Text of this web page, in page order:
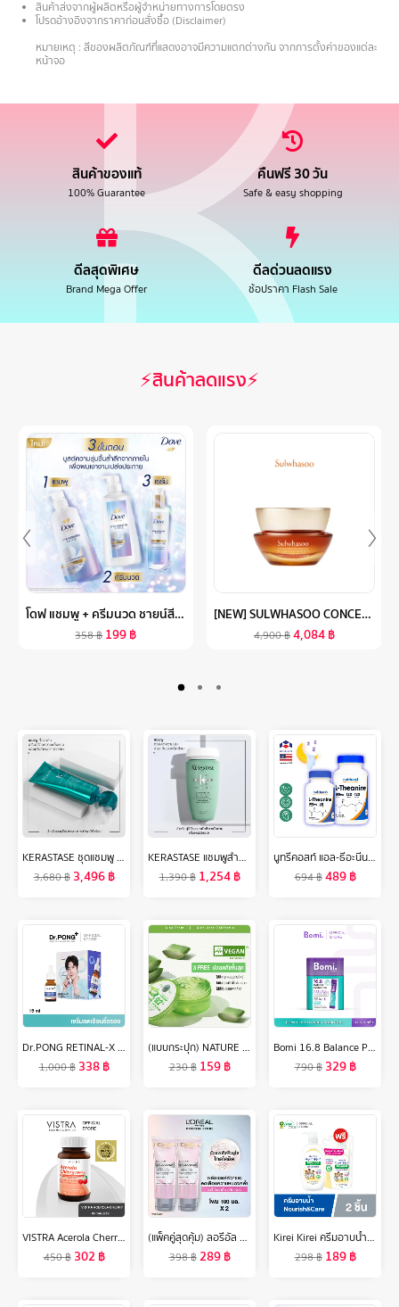
สินค้าส่งจากผู้ผลิตหรือผู้จำหน่ายทางการโดยตรง
โปรดอ้างอิงจากราคาก่อนสั่งซื้อ (Disclaimer)
หมายเหตุ : สีของผลิตภัณฑ์ที่แสดงอาจมีความแตกต่างกัน จากการตั้งค่าของแต่ละ
หน้าจอ
สินค้าของแท้
100% Guarantee
คืนฟรี 30 วัน
Safe & easy shopping
ดีลสุดพิเศษ
Brand Mega Offer
ดีลด่วนลดแรง
ช้อปราคา Flash Sale
⚡สินค้าลดแรง⚡
โดฟ แชมพู + ครีมนวด ชายน์สีน้ำเงิน 350มล X2 + เซรั่ม 95 มล DOVE SHAMPOO + HAIR CONDITIONER SHINE 350ML X 2 + SERUM 95ML
358฿ 199฿
[NEW] SULWHASOO CONCENTRATED GINSENG REJUVENATING CREAM RICH 30ML โซลวาซู ครีมบำรุงผิวหน้าที่ช่วยลดเลือนริ้วรอย ครีมเกาหลีจากซัลวาซู (ปรับสูตรใหม่)
4,900฿4,084฿
KERASTASE ชุดแชมพู + มาส์กดูแลผมเสีย เปราะ ฉีกขาด แตกปลาย จากการทำสีและทำเคมีซ้ำซ้อน RESISTANCE THERAPISTE SHAMPOO 250 ml + MASQUE 200 ml FOR DAMAGED HAIR (เคเรสตาส,ผมเสีย,เคราสตาส,เทอราพิส,ยาสระผม)
3,680฿ 3,496฿
KERASTASE แชมพูสำหรับปัญหาหนังศีรษะมัน 250มล SPECIFIQUE BAIN DIVALENT ANTI OILY SCALP SHAMPOO 250ml (ยาสระผม,เคเรสตาส,ผมมัน,หัวมัน,เคราสตาส,เดวาลองค์)
1,390฿ 1,254฿
นูทรีคอสท์ แอล-ธีอะนีน 200 mg แคปซูล Nutricost L-Theanine /กินร่วมกับ ถั่งเช่า น้ำมันปลา โอเมก้า 3 กระเทียมสกัด กาบา กิงโกะ กรีนที แอล-กลูตามีน วิตามินบี วิตามินซี กรดอะมิโน
694฿489฿
Dr.PONG RETINAL-X TIMELESS ANTI-AGING SERUM เซรั่มลดเลือนริ้วรอย
1,000฿ 338฿
(แบบกระปุก) NATURE REPUBLIC SOOTHING & MOISTURE ALOE VERA 92% SOOTHING GEL (300ml) เจลว่านหางจระเข้ บำรุงผิวชุ่มชื้น
230฿ 159฿
Bomi 16.8 Balance Probiotics (14 x 3g) โบมิ โพรไบโอติกส์ พร้อมทาน
790฿ 329฿
VISTRA Acerola Cherry 1000 mg & Citrus Bioflavonoids Plus - วิสทร้า อะเซโรลาเชอรี่ 1000 มก. & ซิตรัส ไบโอฟลาโวนอยด์ พลัส ( 45 เม็ด )
450฿ 302฿
(แพ็คคู่สุดคุ้ม) ลอรีอัล ปารีส ไกลโคลิค-ไบรท์ โกลว์อิ้ง เดลี่ คลีนเซอร์ โฟม 100 มล.x2 (Loreal Glycolic, จุดด่างดำดูลดเลือน)
398฿289฿
Kirei Kirei ครีมอาบน้ำ คิเรอิ คิเรอิ Antibacterial Body Wash สูตร Nourish & Care ขวดปั๊ม 500 มล. ฟรี ถุงเติม 400 มล.
298฿ 189฿